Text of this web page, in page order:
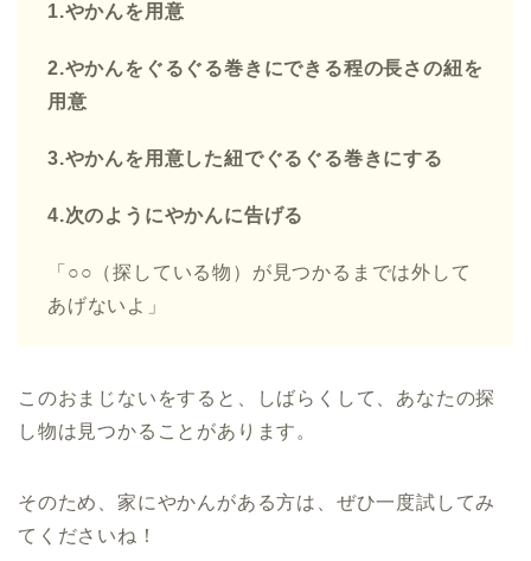
1.やかんを用意
2.やかんをぐるぐる巻きにできる程の長さの紐を
用意
3.やかんを用意した紐でぐるぐる巻きにする
4.次のようにやかんに告げる
「○○（探している物）が見つかるまでは外して
あげないよ」
このおまじないをすると、しばらくして、あなたの探
し物は見つかることがあります。
そのため、家にやかんがある方は、ぜひ一度試してみ
てくださいね！